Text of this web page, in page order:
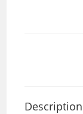
Description